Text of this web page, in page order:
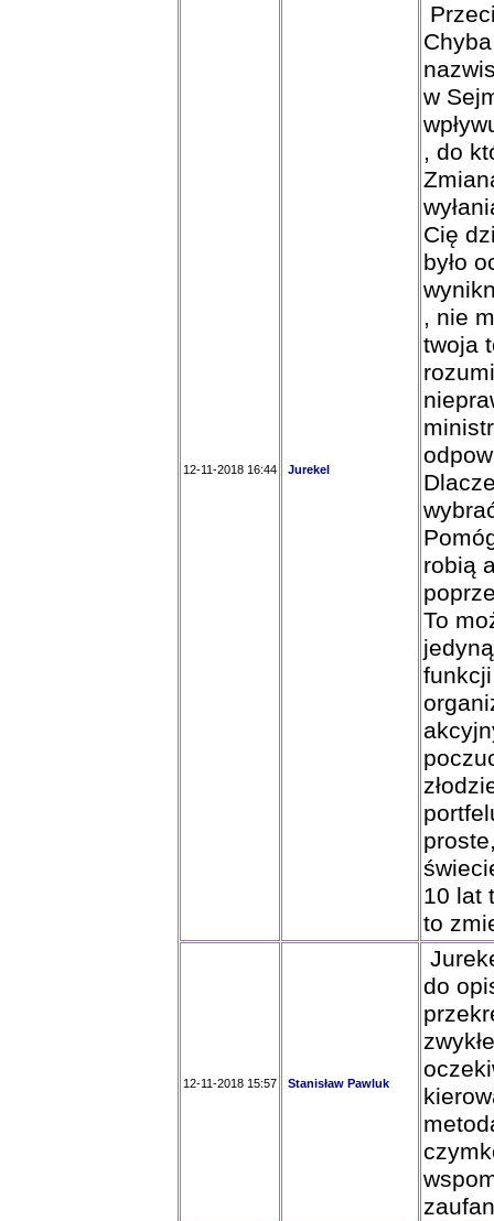
12-11-2018 16:44 Jurekel
w
, do
Cię
było
, nie
twoja
robią
To
10 lat
to
12-11-2018 15:57 Stanisław Pawluk
do